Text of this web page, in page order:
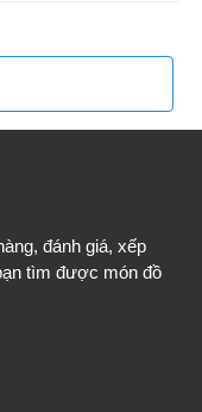
đánh giá, xếp
tìm được món đồ